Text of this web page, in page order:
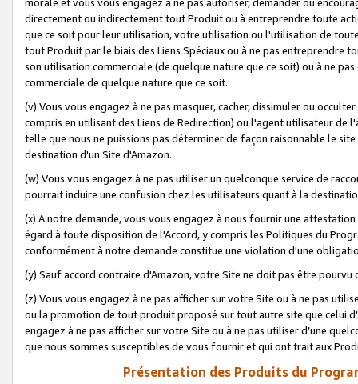
directement ou indirectement tout Produit ou à entreprendre toute
que ce soit pour leur utilisation, votre utilisation ou l'utilisation de
tout Produit par le biais des Liens Spéciaux ou à ne pas entreprendre
son utilisation commerciale (de quelque nature que ce soit) ou à ne
commerciale de quelque nature que ce soit.
(v) Vous vous engagez à ne pas masquer, cacher, dissimuler ou
compris en utilisant des Liens de Redirection) ou l'agent utilisateur
telle que nous ne puissions pas déterminer de façon raisonnable le
destination d'un Site d'Amazon.
(w) Vous vous engagez à ne pas utiliser un quelconque service de
pourrait induire une confusion chez les utilisateurs quant à la
(x) A notre demande, vous vous engagez à nous fournir une
égard à toute disposition de l'Accord, y compris les Politiques du
conformément à notre demande constitue une violation d'une
(y) Sauf accord contraire d'Amazon, votre Site ne doit pas être
(z) Vous vous engagez à ne pas afficher sur votre Site ou à ne pas
ou la promotion de tout produit proposé sur tout autre site que celui
engagez à ne pas afficher sur votre Site ou à ne pas utiliser d’une
que nous sommes susceptibles de vous fournir et qui ont trait aux
Présentation des Produits du